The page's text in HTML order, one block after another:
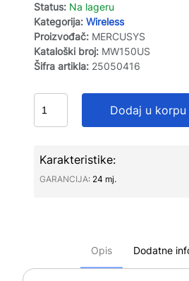
Status: Na lageru
Kategorija: Wireless
Proizvođač: MERCUSYS
Kataloški broj: MW150US
Šifra artikla: 25050416
Dodaj u korpu
Karakteristike:
GARANCIJA∶ 24 mj.
Opis Dodatne